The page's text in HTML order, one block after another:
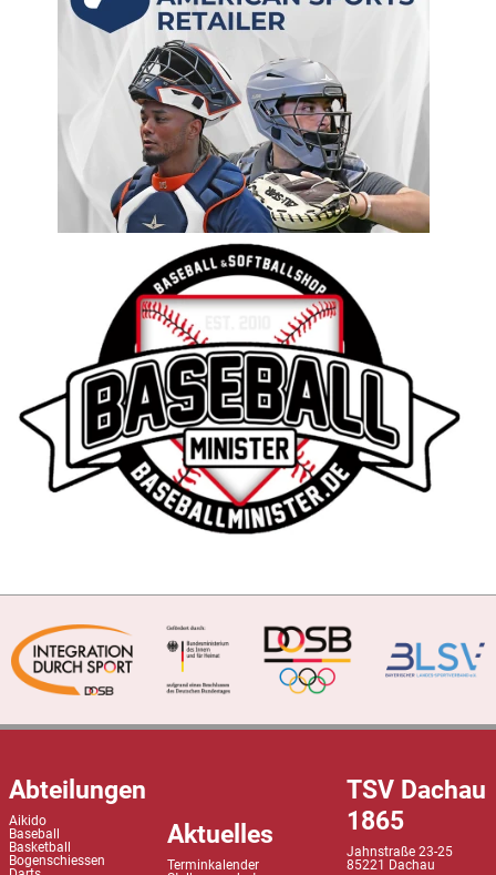
Abteilungen
Aikido
Baseball
Basketball
Bogenschiessen
Aktuelles
Terminkalender
TSV Dachau
1865
Jahnstraße 23-25
85221 Dachau